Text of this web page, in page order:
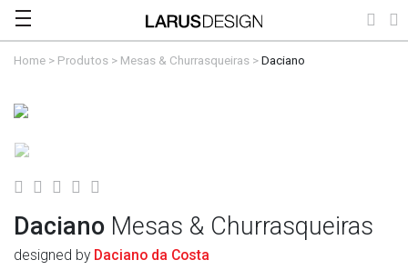
Home > Produtos > Mesas & Churrasqueiras >Daciano
Daciano Mesas & Churrasqueiras
designed by Daciano da Costa